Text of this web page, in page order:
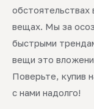
обстоятельствах
вещах. Мы за
быстрыми
вещи это
Поверьте, купив
с нами надолго!